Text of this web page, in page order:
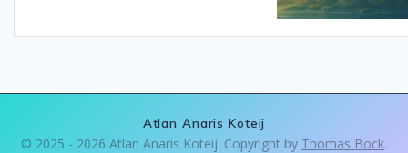
Atlan Anaris Koteij
© 2025 - 2026 Atlan Anaris Koteij. Copyright by Thomas Bock.